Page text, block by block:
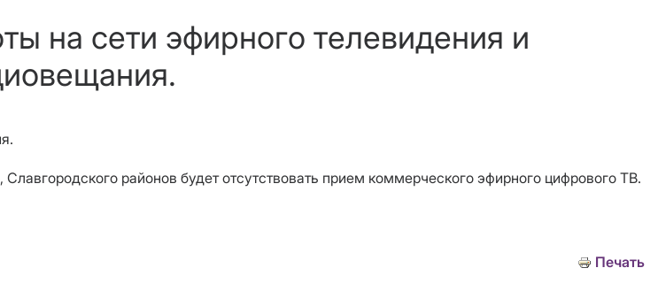
на сети эфирного телевидения и
районов будет отсутствовать прием коммерческого эфирного цифрового ТВ.
Печать